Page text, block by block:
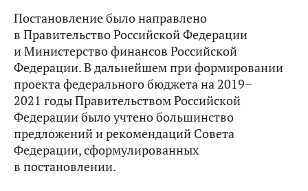
Постановление было направлено
в Правительство Российской Федерации
и Министерство финансов Российской
Федерации. В дальнейшем при формировании
проекта федерального бюджета на 2019–
2021 годы Правительством Российской
Федерации было учтено большинство
предложений и рекомендаций Совета
Федерации, сформулированных
в постановлении.